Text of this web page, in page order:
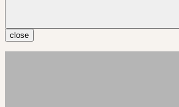
close